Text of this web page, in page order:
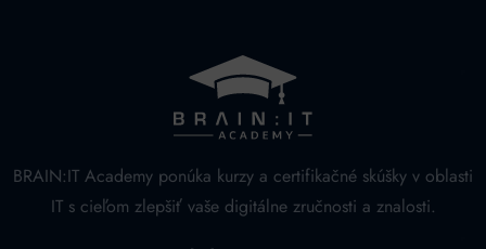
BRAIN:IT Academy ponúka kurzy a certifikačné skúšky v oblasti
IT s cieľom zlepšiť vaše digitálne zručnosti a znalosti.